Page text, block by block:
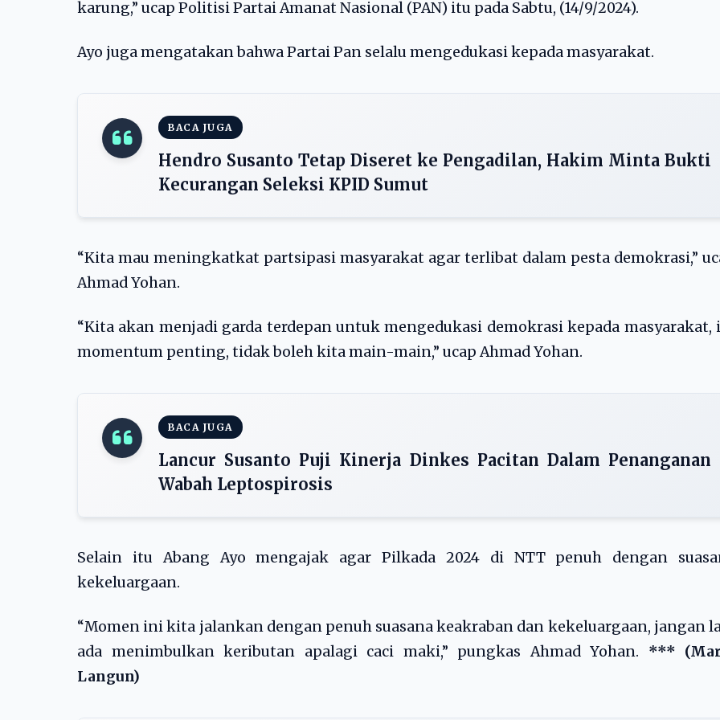
karung,” ucap Politisi Partai Amanat Nasional (PAN) itu pada Sabtu, (14/9/2024).
Ayo juga mengatakan bahwa Partai Pan selalu mengedukasi kepada masyarakat.
BACA JUGA
Hendro Susanto Tetap Diseret ke Pengadilan, Hakim Minta Bukti
Kecurangan Seleksi KPID Sumut
“Kita mau meningkatkat partsipasi masyarakat agar terlibat dalam pesta demokrasi,”
Ahmad Yohan.
“Kita akan menjadi garda terdepan untuk mengedukasi demokrasi kepada masyarakat,
momentum penting, tidak boleh kita main-main,” ucap Ahmad Yohan.
BACA JUGA
Lancur Susanto Puji Kinerja Dinkes Pacitan Dalam Penanganan
Wabah Leptospirosis
Selain itu Abang Ayo mengajak agar Pilkada 2024 di NTT penuh dengan
kekeluargaan.
“Momen ini kita jalankan dengan penuh suasana keakraban dan kekeluargaan, jangan
ada menimbulkan keributan apalagi caci maki,” pungkas Ahmad Yohan. ***
Langun)